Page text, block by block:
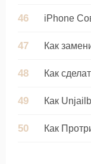
iPhone
Как
Как
Как
Как